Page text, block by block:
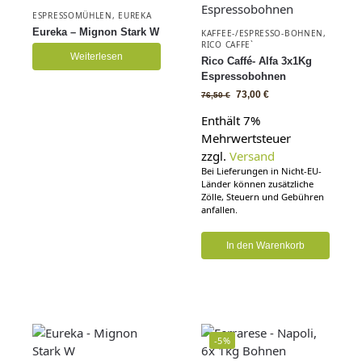
ESPRESSOMÜHLEN, EUREKA
Eureka – Mignon Stark W
Weiterlesen
KAFFEE-/ESPRESSO-BOHNEN,
RICO CAFFE`
Rico Caffé- Alfa 3x1Kg
Espressobohnen
76,50€ 73,00 €
Enthält 7%
Mehrwertsteuer
zzgl. Versand
Bei Lieferungen in Nicht-EU-
Länder können zusätzliche
Zölle, Steuern und Gebühren
anfallen.
In den Warenkorb
-5%